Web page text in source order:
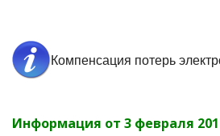
Компенсация потерь
Информация от 3 февраля